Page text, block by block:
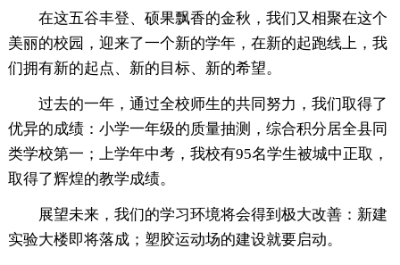
在这五谷丰登、硕果飘香的金秋，我们又相聚在这个
美丽的校园，迎来了一个新的学年，在新的起跑线上，我
们拥有新的起点、新的目标、新的希望。
过去的一年，通过全校师生的共同努力，我们取得了
优异的成绩：小学一年级的质量抽测，综合积分居全县同
类学校第一；上学年中考，我校有95名学生被城中正取，
取得了辉煌的教学成绩。
展望未来，我们的学习环境将会得到极大改善：新建
实验大楼即将落成；塑胶运动场的建设就要启动。